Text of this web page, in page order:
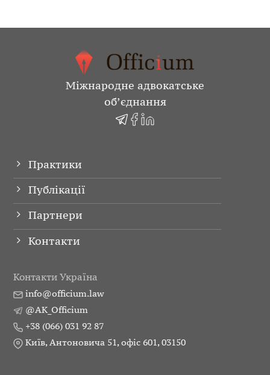
Міжнародне адвокатське
об’єднання
Практики
Публікації
Партнери
Контакти
Контакти Україна
info@officium.law
@AK_Officium
+38 (066) 031 92 87
Київ, Антоновича 51, офіс 601, 03150